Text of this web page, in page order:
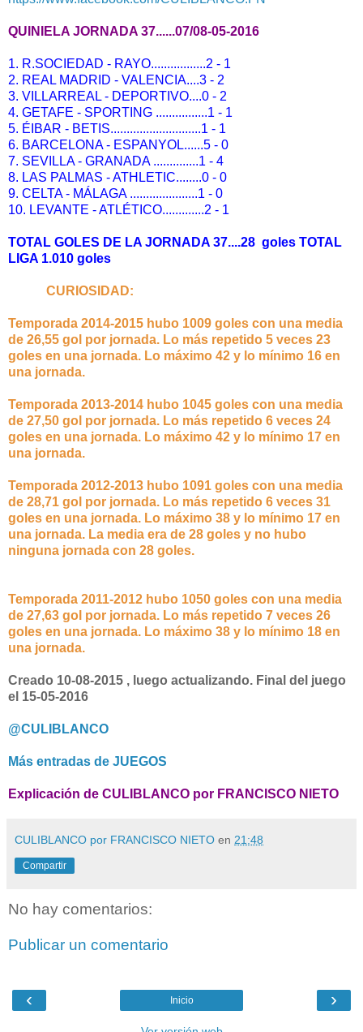
QUINIELA JORNADA 37......07/08-05-2016
1. R.SOCIEDAD - RAYO.................2 - 1
2. REAL MADRID - VALENCIA....3 - 2
3. VILLARREAL - DEPORTIVO....0 - 2
4. GETAFE - SPORTING ................1 - 1
5. ÉIBAR - BETIS............................1 - 1
6. BARCELONA - ESPANYOL......5 - 0
7. SEVILLA - GRANADA ..............1 - 4
8. LAS PALMAS - ATHLETIC........0 - 0
9. CELTA - MÁLAGA .....................1 - 0
10. LEVANTE - ATLÉTICO.............2 - 1
TOTAL GOLES DE LA JORNADA 37....28 goles TOTAL
LIGA 1.010 goles
CURIOSIDAD:
Temporada 2014-2015 hubo 1009 goles con una media
de 26,55 gol por jornada. Lo más repetido 5 veces 23
goles en una jornada. Lo máximo 42 y lo mínimo 16 en
una jornada.
Temporada 2013-2014 hubo 1045 goles con una media
de 27,50 gol por jornada. Lo más repetido 6 veces 24
goles en una jornada. Lo máximo 42 y lo mínimo 17 en
una jornada.
Temporada 2012-2013 hubo 1091 goles con una media
de 28,71 gol por jornada. Lo más repetido 6 veces 31
goles en una jornada. Lo máximo 38 y lo mínimo 17 en
una jornada. La media era de 28 goles y no hubo
ninguna jornada con 28 goles.
Temporada 2011-2012 hubo 1050 goles con una media
de 27,63 gol por jornada. Lo más repetido 7 veces 26
goles en una jornada. Lo máximo 38 y lo mínimo 18 en
una jornada.
Creado 10-08-2015 , luego actualizando. Final del juego
el 15-05-2016
@CULIBLANCO
Más entradas de JUEGOS
Explicación de CULIBLANCO por FRANCISCO NIETO
CULIBLANCO por FRANCISCO NIETO en 21:48
Compartir
No hay comentarios:
Publicar un comentario
‹ ›
Inicio